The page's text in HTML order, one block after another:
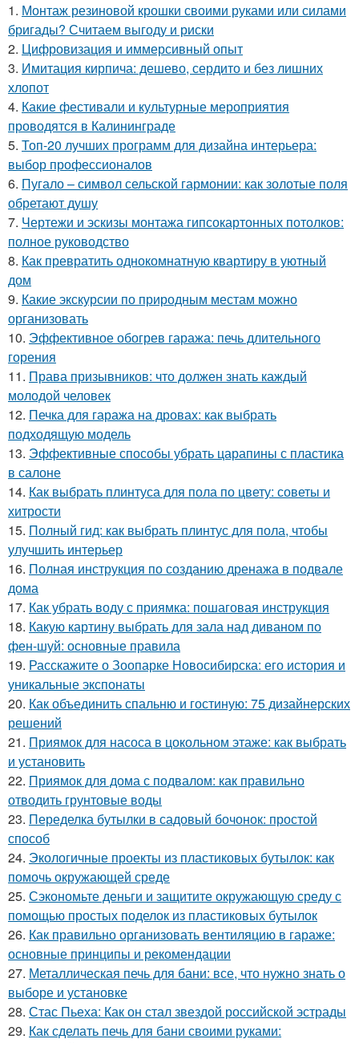
1. Монтаж резиновой крошки своими руками или силами
бригады? Считаем выгоду и риски
2. Цифровизация и иммерсивный опыт
3. Имитация кирпича: дешево, сердито и без лишних
хлопот
4. Какие фестивали и культурные мероприятия
проводятся в Калининграде
5. Топ-20 лучших программ для дизайна интерьера:
выбор профессионалов
6. Пугало – символ сельской гармонии: как золотые поля
обретают душу
7. Чертежи и эскизы монтажа гипсокартонных потолков:
полное руководство
8. Как превратить однокомнатную квартиру в уютный
дом
9. Какие экскурсии по природным местам можно
организовать
10. Эффективное обогрев гаража: печь длительного
горения
11. Права призывников: что должен знать каждый
молодой человек
12. Печка для гаража на дровах: как выбрать
подходящую модель
13. Эффективные способы убрать царапины с пластика
в салоне
14. Как выбрать плинтуса для пола по цвету: советы и
хитрости
15. Полный гид: как выбрать плинтус для пола, чтобы
улучшить интерьер
16. Полная инструкция по созданию дренажа в подвале
дома
17. Как убрать воду с приямка: пошаговая инструкция
18. Какую картину выбрать для зала над диваном по
фен-шуй: основные правила
19. Расскажите о Зоопарке Новосибирска: его история и
уникальные экспонаты
20. Как объединить спальню и гостиную: 75 дизайнерских
решений
21. Приямок для насоса в цокольном этаже: как выбрать
и установить
22. Приямок для дома с подвалом: как правильно
отводить грунтовые воды
23. Переделка бутылки в садовый бочонок: простой
способ
24. Экологичные проекты из пластиковых бутылок: как
помочь окружающей среде
25. Сэкономьте деньги и защитите окружающую среду с
помощью простых поделок из пластиковых бутылок
26. Как правильно организовать вентиляцию в гараже:
основные принципы и рекомендации
27. Металлическая печь для бани: все, что нужно знать о
выборе и установке
28. Стас Пьеха: Как он стал звездой российской эстрады
29. Как сделать печь для бани своими руками: